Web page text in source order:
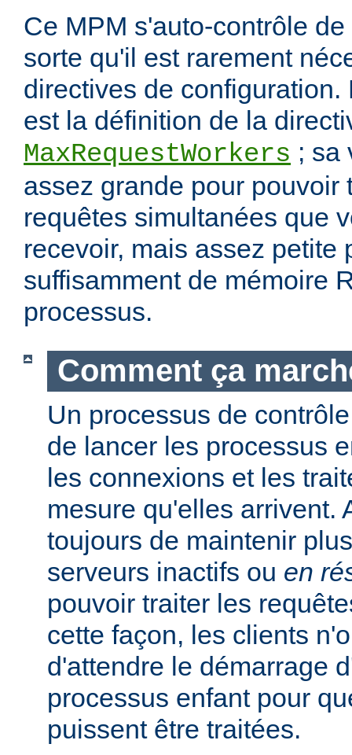
Ce MPM s'auto-contrôle
sorte qu'il est rarement
directives de configuration.
est la définition de la
MaxRequestWorkers ; sa
assez grande pour pouvoir
requêtes simultanées que
recevoir, mais assez petite
suffisamment de mémoire
processus.
Comment ça
Un processus de
de lancer les processus
les connexions et les
mesure qu'elles arrivent.
toujours de maintenir
serveurs inactifs ou en
pouvoir traiter les
cette façon, les clients
d'attendre le démarrage
processus enfant pour
puissent être traitées.